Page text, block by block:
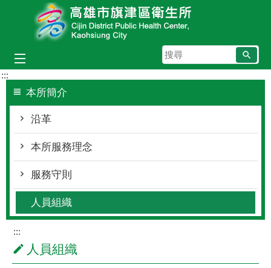
跳到主要內容區塊
搜
尋
:::
本所簡介
沿革
本所服務理念
服務守則
人員組織
:::
人員組織